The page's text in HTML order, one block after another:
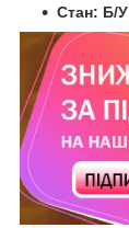
Стан: Б/У